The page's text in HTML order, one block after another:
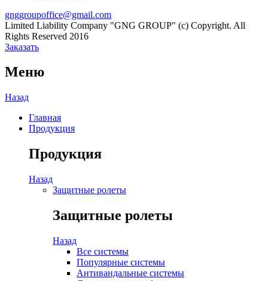
gnggroupoffice@gmail.com
Limited Liability Company "GNG GROUP" (c) Copyright. All
Rights Reserved 2016
Заказать
Меню
Назад
Главная
Продукция
Продукция
Назад
Защитные ролеты
Защитные ролеты
Назад
Все системы
Популярные системы
Антивандальные системы